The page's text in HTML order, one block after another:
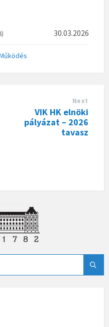
30.03.2026
Next
VIK HK elnöki
pályázat – 2026
tavasz